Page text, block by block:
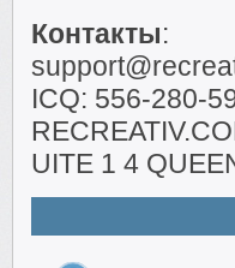
Контакты:
ICQ: 556-280-
UITE 1 4